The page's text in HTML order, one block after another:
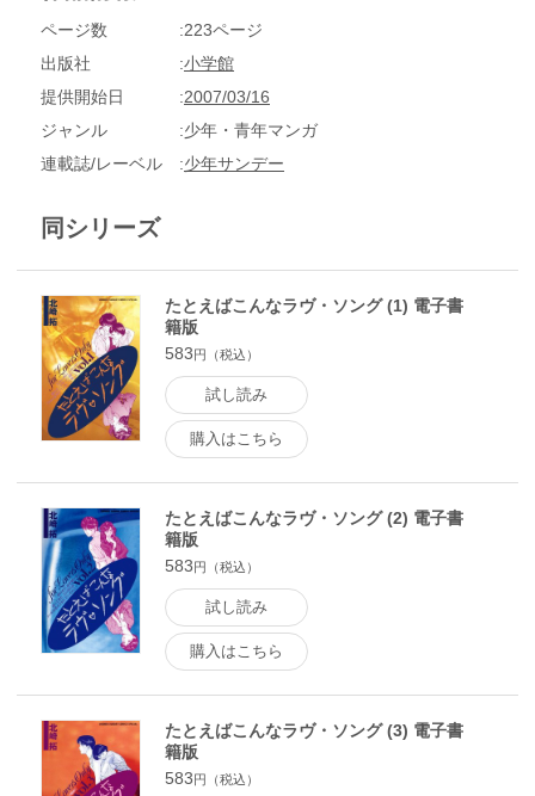
ページ数
223ページ
出版社
小学館
提供開始日
2007/03/16
ジャンル
少年・青年マンガ
連載誌/レーベル
少年サンデー
同シリーズ
たとえばこんなラヴ・ソング (1) 電子書
籍版
583円（税込）
試し読み
購入はこちら
たとえばこんなラヴ・ソング (2) 電子書
籍版
583円（税込）
試し読み
購入はこちら
たとえばこんなラヴ・ソング (3) 電子書
籍版
583円（税込）